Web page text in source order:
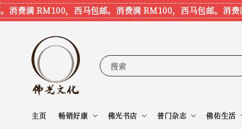
满 RM100，西马包邮。消费满 RM100，西马包邮。消费满
搜索
主页 畅销好康 佛光书店 普门杂志 佛佑生活